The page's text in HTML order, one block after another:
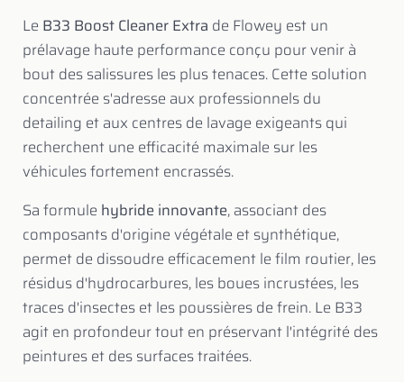
Le B33 Boost Cleaner Extra de Flowey est un
prélavage haute performance conçu pour venir à
bout des salissures les plus tenaces. Cette solution
concentrée s'adresse aux professionnels du
detailing et aux centres de lavage exigeants qui
recherchent une efficacité maximale sur les
véhicules fortement encrassés.
Sa formule hybride innovante, associant des
composants d'origine végétale et synthétique,
permet de dissoudre efficacement le film routier, les
résidus d'hydrocarbures, les boues incrustées, les
traces d'insectes et les poussières de frein. Le B33
agit en profondeur tout en préservant l'intégrité des
peintures et des surfaces traitées.